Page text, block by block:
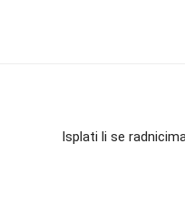
Isplati li se